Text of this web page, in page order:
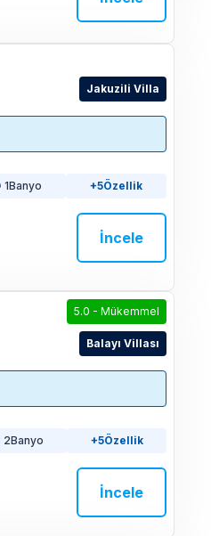
Jakuzili Villa
1Banyo +5Özellik
İncele
5.0 - Mükemmel
Balayı Villası
2Banyo +5Özellik
İncele